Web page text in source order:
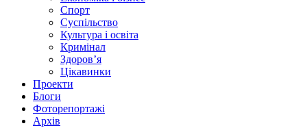
Спорт
Суспільство
Культура і освіта
Кримінал
Здоров’я
Цікавинки
Проекти
Блоги
Фоторепортажі
Архів